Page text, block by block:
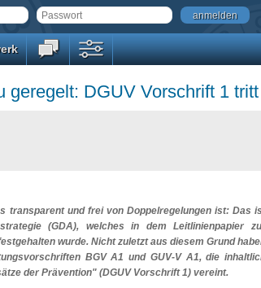
anmelden
geregelt: DGUV Vorschrift 1
transparent und frei von Doppelregelungen ist: Das
(GDA), welches in dem Leitlinienpapier
wurde. Nicht zuletzt aus diesem Grund
BGV A1 und GUV-V A1, die
der Prävention" (DGUV Vorschrift 1) vereint.